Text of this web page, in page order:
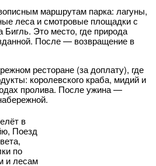
маршрутам парка: лагуны,
леса и смотровые площадки с
Это место, где природа
После — возвращение в
ресторане (за доплату), где
королевского краба, мидий и
пролива. После ужина —